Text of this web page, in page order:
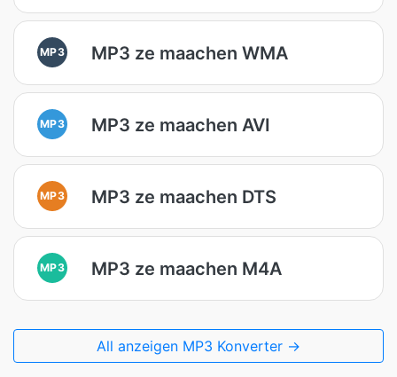
MP3 MP3 ze maachen WMA
MP3 MP3 ze maachen AVI
MP3 MP3 ze maachen DTS
MP3 MP3 ze maachen M4A
All anzeigen MP3 Konverter →